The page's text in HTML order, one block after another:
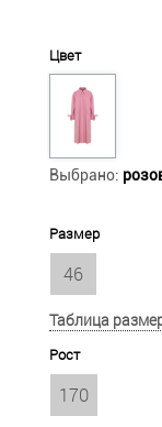
Цвет
Выбрано:
Размер
46
Таблица
Рост
170